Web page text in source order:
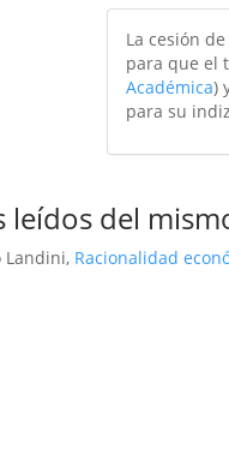
La cesión
para que el
Académica)
para su
leídos del
Landini, Racionalidad